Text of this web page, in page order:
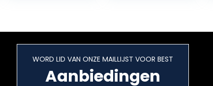
Mode…
WORD LID VAN ONZE MAILLIJST VOOR BEST
Aanbiedingen